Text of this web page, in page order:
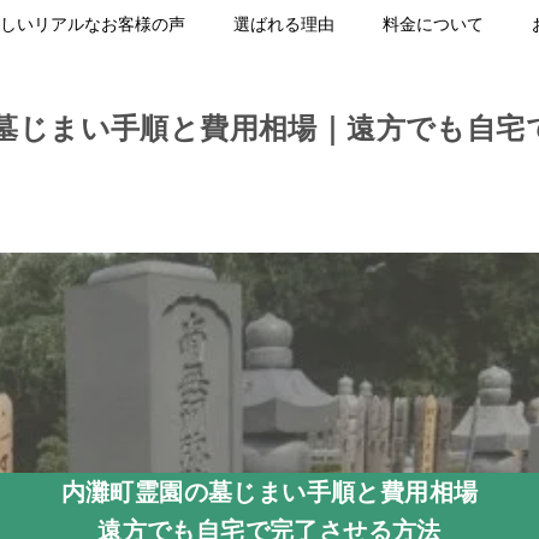
いリアルなお客様の声 選ばれる理由 料金について
じまい手順と費用相場｜遠方でも自宅
内灘町霊園の墓じまい手順と費用相場
遠方でも自宅で完了させる方法